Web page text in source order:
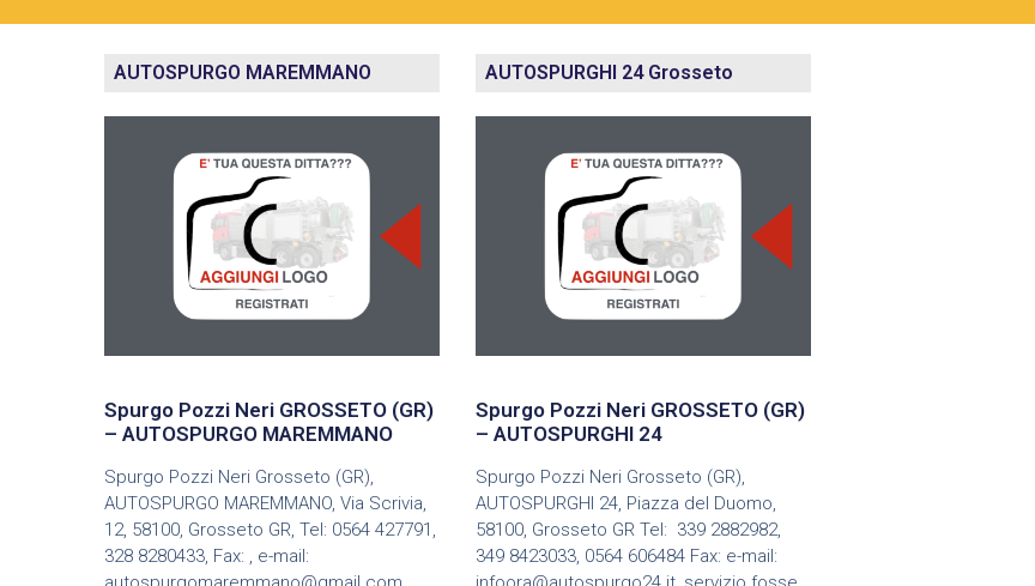
AUTOSPURGO MAREMMANO
Spurgo Pozzi Neri GROSSETO (GR)
– AUTOSPURGO MAREMMANO
Spurgo Pozzi Neri Grosseto (GR),
AUTOSPURGO MAREMMANO, Via Scrivia,
12, 58100, Grosseto GR, Tel: 0564 427791,
328 8280433, Fax: , e-mail:
AUTOSPURGHI 24 Grosseto
Spurgo Pozzi Neri GROSSETO (GR)
– AUTOSPURGHI 24
Spurgo Pozzi Neri Grosseto (GR),
AUTOSPURGHI 24, Piazza del Duomo,
58100, Grosseto GR Tel: 339 2882982,
349 8423033, 0564 606484 Fax: e-mail: